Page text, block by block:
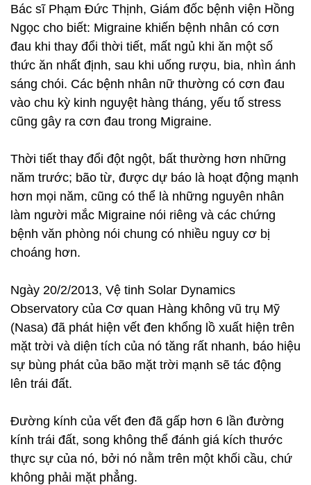
Bác sĩ Phạm Đức Thịnh, Giám đốc bệnh viện Hồng
Ngọc cho biết: Migraine khiến bệnh nhân có cơn
đau khi thay đổi thời tiết, mất ngủ khi ăn một số
thức ăn nhất định, sau khi uống rượu, bia, nhìn ánh
sáng chói. Các bệnh nhân nữ thường có cơn đau
vào chu kỳ kinh nguyệt hàng tháng, yếu tố stress
cũng gây ra cơn đau trong Migraine.
Thời tiết thay đổi đột ngột, bất thường hơn những
năm trước; bão từ, được dự báo là hoạt động mạnh
hơn mọi năm, cũng có thể là những nguyên nhân
làm người mắc Migraine nói riêng và các chứng
bệnh văn phòng nói chung có nhiều nguy cơ bị
choáng hơn.
Ngày 20/2/2013, Vệ tinh Solar Dynamics
Observatory của Cơ quan Hàng không vũ trụ Mỹ
(Nasa) đã phát hiện vết đen khổng lồ xuất hiện trên
mặt trời và diện tích của nó tăng rất nhanh, báo hiệu
sự bùng phát của bão mặt trời mạnh sẽ tác động
lên trái đất.
Đường kính của vết đen đã gấp hơn 6 lần đường
kính trái đất, song không thể đánh giá kích thước
thực sự của nó, bởi nó nằm trên một khối cầu, chứ
không phải mặt phẳng.